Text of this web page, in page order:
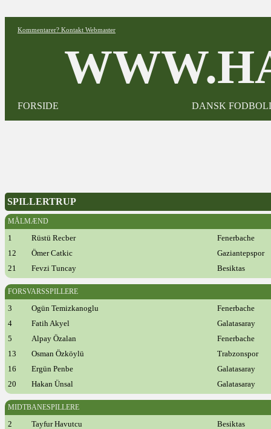
Kommentarer? Kontakt Webmaster
FORSIDE DANSK
SPILLERTRUP
MÅLMÆND
1 Rüstü Recber
Fenerbache
12
Ömer Catkic
Gaziantepspor
21
Fevzi Tuncay Besiktas
FORSVARSSPILLERE
3 Ogün Temizkanoglu
Fenerbache
4
Fatih Akyel
Galatasaray
5
Alpay Özalan
Fenerbache
13
Osman Özköylü
Trabzonspor
16
Ergün Penbe
Galatasaray
20
Hakan Ünsal Galatasaray
MIDTBANESPILLERE
2 Tayfur Havutcu
Besiktas